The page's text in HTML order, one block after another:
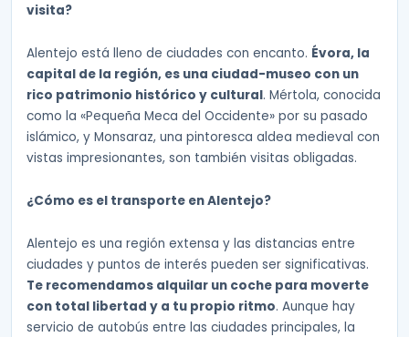
visita?
Alentejo está lleno de ciudades con encanto. Évora, la
capital de la región, es una ciudad-museo con un
rico patrimonio histórico y cultural. Mértola, conocida
como la «Pequeña Meca del Occidente» por su pasado
islámico, y Monsaraz, una pintoresca aldea medieval con
vistas impresionantes, son también visitas obligadas.
¿Cómo es el transporte en Alentejo?
Alentejo es una región extensa y las distancias entre
ciudades y puntos de interés pueden ser significativas.
Te recomendamos alquilar un coche para moverte
con total libertad y a tu propio ritmo. Aunque hay
servicio de autobús entre las ciudades principales, la